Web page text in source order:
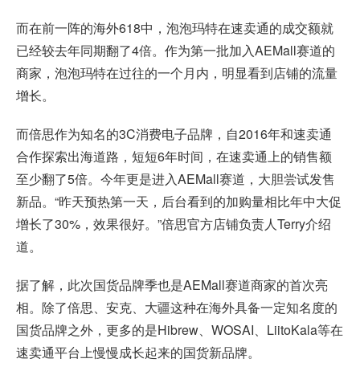
而在前一阵的海外618中，泡泡玛特在速卖通的成交额就
已经较去年同期翻了4倍。作为第一批加入AEMall赛道的
商家，泡泡玛特在过往的一个月内，明显看到店铺的流量
增长。
而倍思作为知名的3C消费电子品牌，自2016年和速卖通
合作探索出海道路，短短6年时间，在速卖通上的销售额
至少翻了5倍。今年更是进入AEMall赛道，大胆尝试发售
新品。“昨天预热第一天，后台看到的加购量相比年中大促
增长了30%，效果很好。”倍思官方店铺负责人Terry介绍
道。
据了解，此次国货品牌季也是AEMall赛道商家的首次亮
相。除了倍思、安克、大疆这种在海外具备一定知名度的
国货品牌之外，更多的是Hibrew、WOSAI、LiitoKala等在
速卖通平台上慢慢成长起来的国货新品牌。